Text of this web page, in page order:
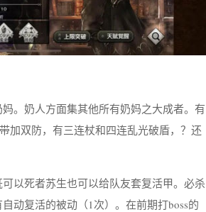
。奶人方面集其他所有奶妈之大成者。有
加双防，有三连杖和四连乱光破盾，？还
以死者苏生也可以给队友套复活甲。必杀
动复活的被动（1次）。在前期打boss的